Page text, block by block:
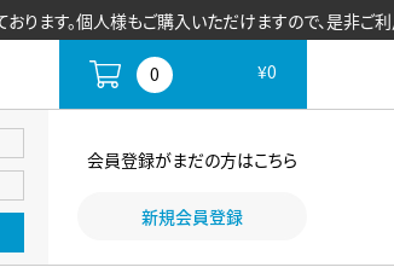
す。個人様もご購入いただけますので、是非ご利用
0 ¥0
会員登録がまだの方はこちら
新規会員登録